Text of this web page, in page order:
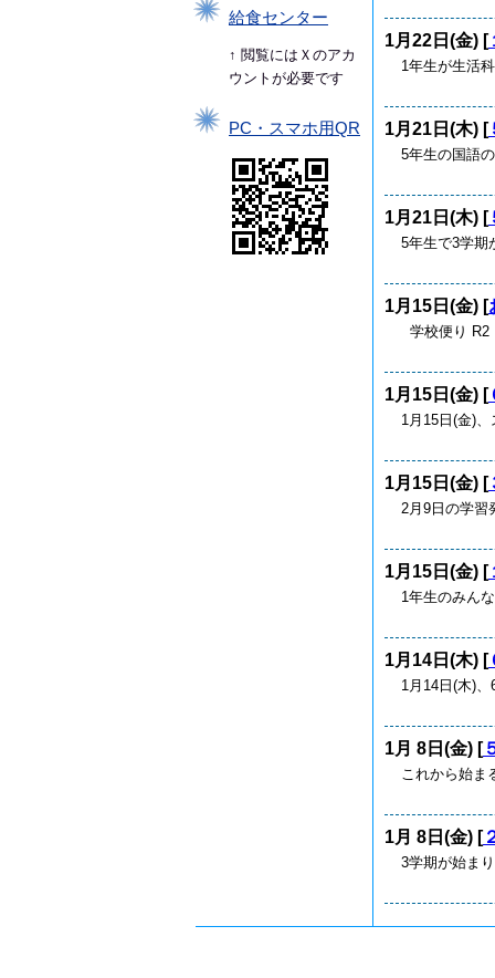
給食センター
↑ 閲覧にはＸのアカ
ウントが必要です
PC・スマホ用QR
1月22日(金) [
1年生が生活
1月21日(木) [
5年生の国語
1月21日(木) [
5年生で3学期
1月15日(金) [
学校便り
1月15日(金) [
1月15日(金)
1月15日(金) [
2月9日の学習
1月15日(金) [
1年生のみん
1月14日(木) [
1月14日(木)
1月 8日(金) [
これから始ま
1月 8日(金) [
3学期が始ま